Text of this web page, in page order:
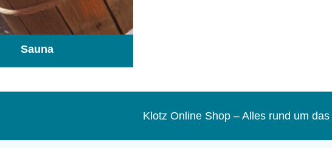
Sauna
Klotz Online Shop – Alles rund um